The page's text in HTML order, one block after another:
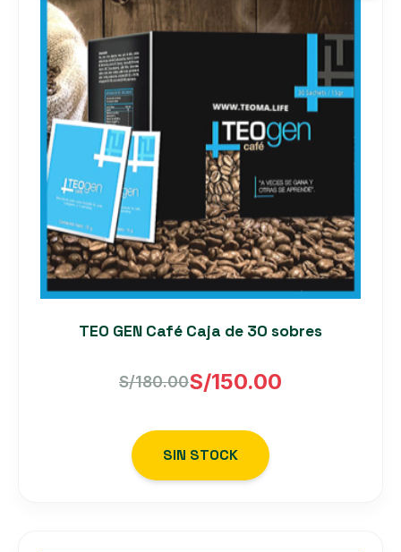
TEO GEN Café Caja de 30 sobres
S/180.00
El
precio
original
S/150.00
El
precio
actual
SIN STOCK